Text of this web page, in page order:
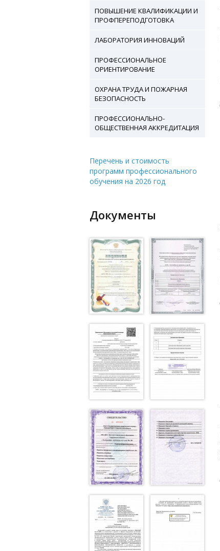
ПОВЫШЕНИЕ КВАЛИФИКАЦИИ И
ПРОФПЕРЕПОДГОТОВКА
ЛАБОРАТОРИЯ ИННОВАЦИЙ
ПРОФЕССИОНАЛЬНОЕ
ОРИЕНТИРОВАНИЕ
ОХРАНА ТРУДА И ПОЖАРНАЯ
БЕЗОПАСНОСТЬ
ПРОФЕССИОНАЛЬНО-
ОБЩЕСТВЕННАЯ АККРЕДИТАЦИЯ
Перечень и стоимость
программ профессионального
обучения на 2026 год
Документы